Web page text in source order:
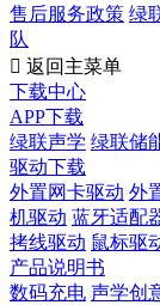
售后服务政策 绿
队
 返回主菜单
下载中心
APP下载
绿联声学 绿联储
驱动下载
外置网卡驱动 外
机驱动 蓝牙适配
拷线驱动 鼠标驱
产品说明书
数码充电 声学创